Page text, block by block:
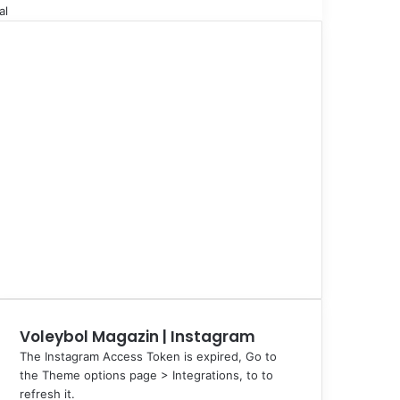
Voleybol Magazin | Instagram
The Instagram Access Token is expired, Go to
the Theme options page > Integrations, to to
refresh it.